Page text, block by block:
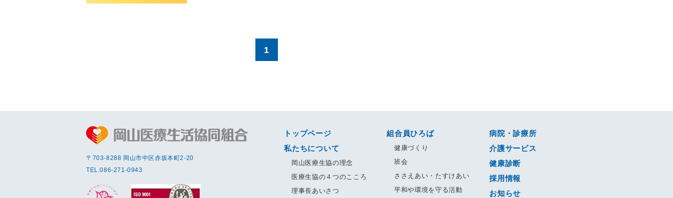
1
〒703-8288 岡⼭市中区赤坂本町2-20
TEL.086-271-0943
トップページ
私たちについて
岡山医療生協の理念
医療生協の４つのこころ
理事長あいさつ
組合員ひろば
健康づくり
班会
ささえあい・たすけあい
平和や環境を守る活動
病院・診療所
介護サービス
健康診断
採用情報
お知らせ